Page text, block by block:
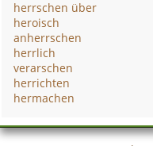
herrschen über
heroisch
anherrschen
herrlich
verarschen
herrichten
hermachen